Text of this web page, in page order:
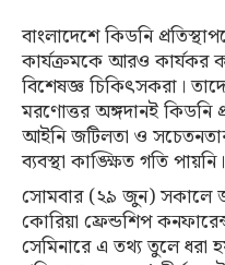
বাংলাদেশে কিডনি
কার্যক্রমকে আরও কার্যকর
বিশেষজ্ঞ চিকিৎসকরা।
মরণোত্তর অঙ্গদানই কিডনি
আইনি জটিলতা ও
ব্যবস্থা কাঙ্ক্ষিত গতি পায়নি।
সোমবার (২৯ জুন) সকালে
কোরিয়া ফ্রেন্ডশিপ
সেমিনারে এ তথ্য তুলে ধরা